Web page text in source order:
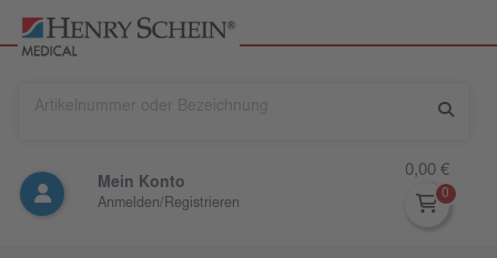
Mein Konto
Anmelden/Registrieren
0,00 €